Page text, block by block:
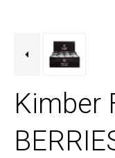
Kimber